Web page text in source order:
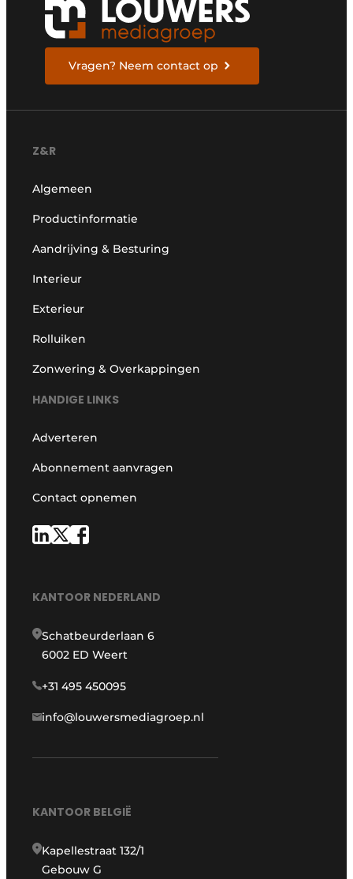
Vragen? Neem contact op
Z&R
Algemeen
Productinformatie
Aandrijving & Besturing
Interieur
Exterieur
Rolluiken
Zonwering & Overkappingen
HANDIGE LINKS
Adverteren
Abonnement aanvragen
Contact opnemen
KANTOOR NEDERLAND
Schatbeurderlaan 6
6002 ED Weert
+31 495 450095
info@louwersmediagroep.nl
KANTOOR BELGIË
Kapellestraat 132/1
Gebouw G